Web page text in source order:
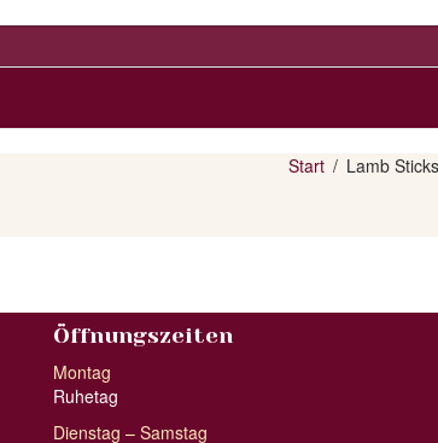
Start Lamb Sticks
Öffnungszeiten
Montag
Ruhetag
Dienstag – Samstag